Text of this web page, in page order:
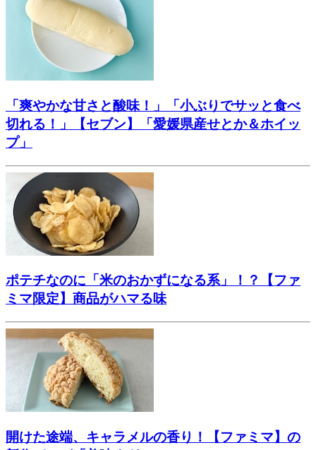
「爽やかな甘さと酸味！」「小ぶりでサッと食べ
切れる！」【セブン】「愛媛県産せとか＆ホイッ
プ」
ポテチなのに「米のおかずになる系」！？【ファ
ミマ限定】商品がハマる味
開けた途端、キャラメルの香り！【ファミマ】の